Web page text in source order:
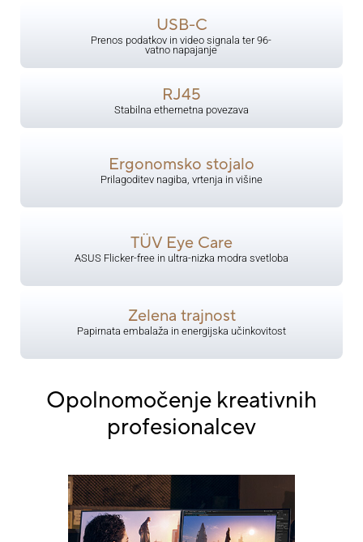
USB-C
Prenos podatkov in video signala ter 96-
vatno napajanje
RJ45
Stabilna ethernetna povezava
Ergonomsko stojalo
Prilagoditev nagiba, vrtenja in višine
TÜV Eye Care
​ASUS Flicker-free in ultra-nizka modra svetloba
Zelena trajnost
​Papirnata embalaža in energijska učinkovitost
Opolnomočenje kreativnih
profesionalcev